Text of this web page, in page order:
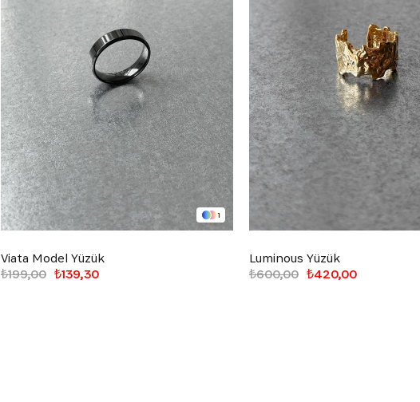
1
Viata Model Yüzük
₺139,30
₺199,00
Luminous Yüzük
₺420,00
₺600,00